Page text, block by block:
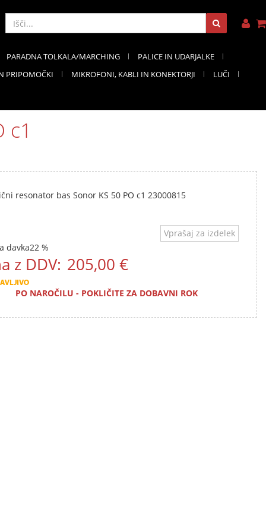
PARADNA TOLKALA/MARCHING
PALICE IN UDARJALKE
PRIPOMOČKI MIKROFONI, KABLI IN KONEKTORJI
LUČI
c1
resonator bas Sonor KS 50 PO c1 23000815
Vprašaj za izdelek
davka22 %
z DDV: 205,00 €
PO NAROČILU - POKLIČITE ZA DOBAVNI ROK